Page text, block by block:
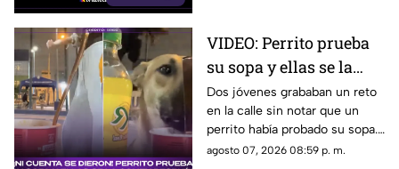
VIDEO: Perrito prueba
su sopa y ellas se la
comen sin saberlo
Dos jóvenes grababan un reto
en la calle sin notar que un
perrito había probado su sopa.
Descubrieron la travesura al
agosto 07, 2026 08:59 p. m.